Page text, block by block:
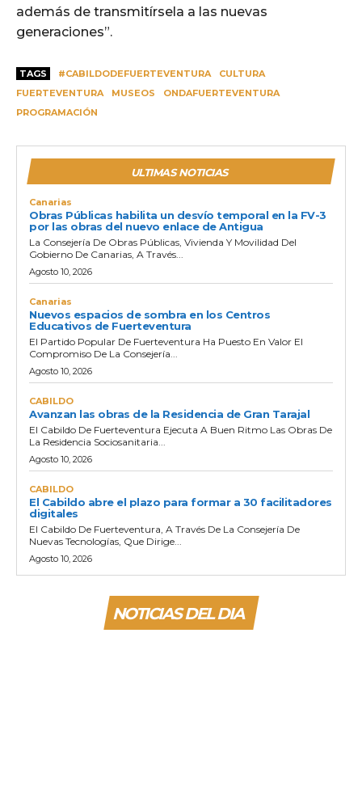
además de transmitírsela a las nuevas
generaciones”.
TAGS #CABILDODEFUERTEVENTURA
CULTURA
FUERTEVENTURA
MUSEOS
ONDAFUERTEVENTURA
PROGRAMACIÓN
ULTIMAS NOTICIAS
Canarias
Obras Públicas habilita un desvío temporal en la FV-3
por las obras del nuevo enlace de Antigua
La Consejería De Obras Públicas, Vivienda Y Movilidad Del
Gobierno De Canarias, A Través...
Agosto 10, 2026
Canarias
Nuevos espacios de sombra en los Centros
Educativos de Fuerteventura
El Partido Popular De Fuerteventura Ha Puesto En Valor El
Compromiso De La Consejería...
Agosto 10, 2026
CABILDO
Avanzan las obras de la Residencia de Gran Tarajal
El Cabildo De Fuerteventura Ejecuta A Buen Ritmo Las Obras De
La Residencia Sociosanitaria...
Agosto 10, 2026
CABILDO
El Cabildo abre el plazo para formar a 30 facilitadores
digitales
El Cabildo De Fuerteventura, A Través De La Consejería De
Nuevas Tecnologías, Que Dirige...
Agosto 10, 2026
NOTICIAS DEL DIA